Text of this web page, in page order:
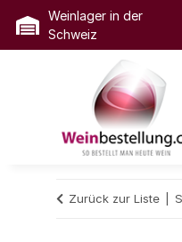
Weinlager in der
Schweiz
Zurück zur Liste